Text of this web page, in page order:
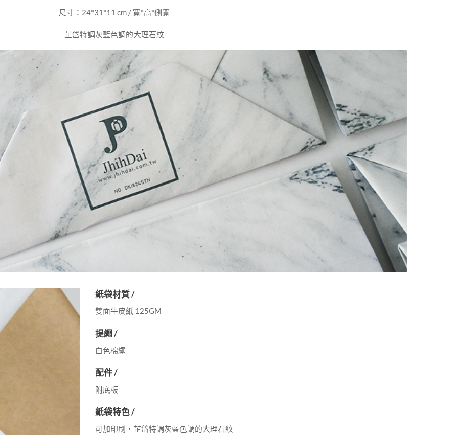
尺寸：24*31*11 cm / 寬*高*側寬
芷岱特調灰藍色調的大理石紋
紙袋材質 /
雙面牛皮紙 125GM
提繩 /
白色棉繩
配件 /
附底板
紙袋特色 /
可加印刷，芷岱特調灰藍色調的大理石紋